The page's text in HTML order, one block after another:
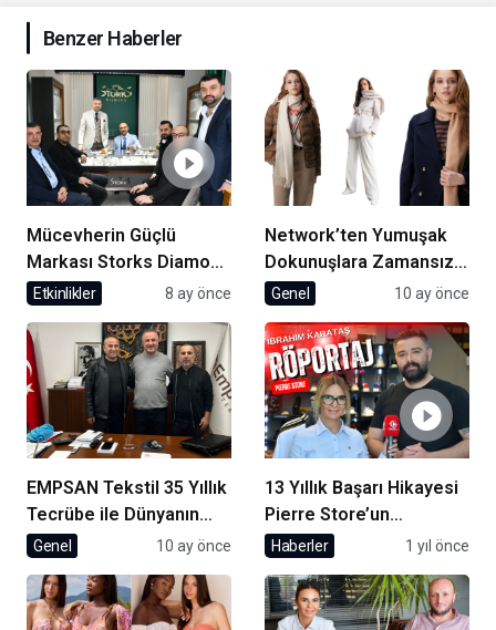
Benzer Haberler
Mücevherin Güçlü
Markası Storks Diamond
Beylikdüzü’nde Açıldı
Etkinlikler 8 ay önce
Network’ten Yumuşak
Dokunuşlara Zamansız
Şıklık
Genel 10 ay önce
EMPSAN Tekstil 35 Yıllık
Tecrübe ile Dünyanın
Markalarına Üretim
Genel 10 ay önce
13 Yıllık Başarı Hikayesi
Pierre Store’un
Kurucusu İbrahim
Haberler 1 yıl önce